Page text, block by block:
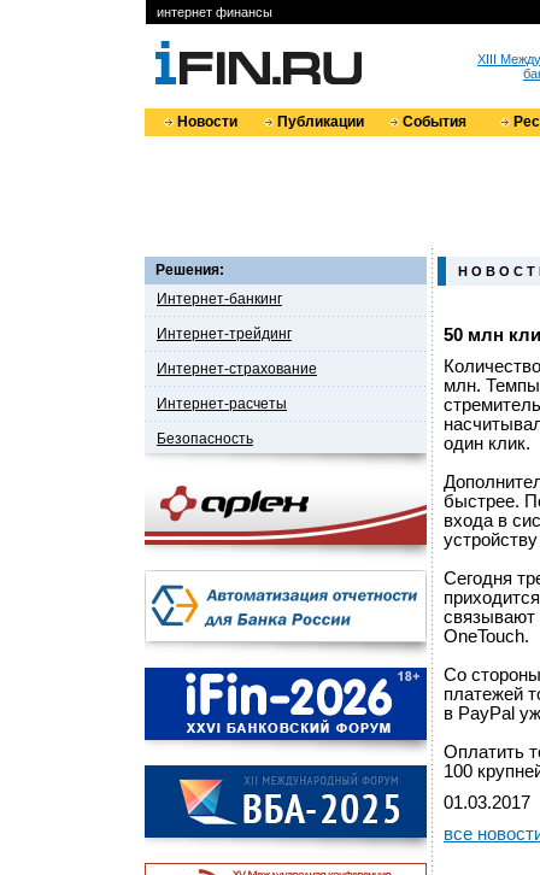
интернет финансы
XIII
Новости Публикации События
Решения:
Интернет-банкинг
Интернет-трейдинг
Интернет-страхование
Интернет-расчеты
Безопасность
Н О В О С Т
50 млн
млн. Темпы
один клик.
быстрее.
входа в
Сегодня
связывают
OneTouch.
Со
платежей
в PayPal
Оплатить
100
01.03.2017
все